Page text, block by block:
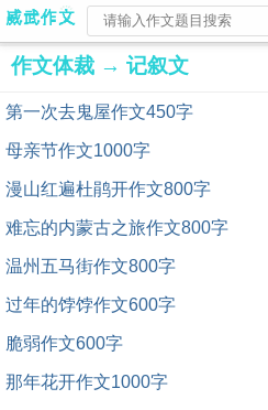
作文体裁 → 记叙文
第一次去鬼屋作文450字
母亲节作文1000字
漫山红遍杜鹃开作文800字
难忘的内蒙古之旅作文800字
温州五马街作文800字
过年的饽饽作文600字
脆弱作文600字
那年花开作文1000字